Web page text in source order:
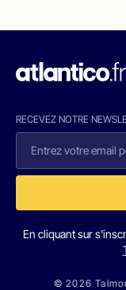
RECEVEZ NOTRE
En cliquant sur
© 2026